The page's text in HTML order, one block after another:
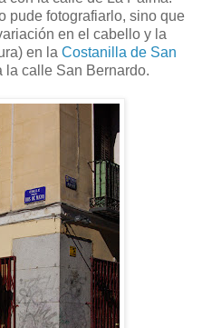
pude fotografiarlo, sino que
en el cabello y la
en la Costanilla de San
la calle San Bernardo.